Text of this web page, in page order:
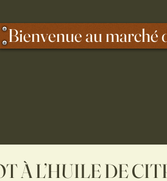
Bienvenue au marché
À L’HUILE DE